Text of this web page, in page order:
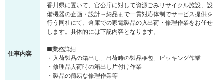
仕事内容
香川県に置いて、官公庁に対して資源ごみリサイクル施設、設
備機器の企画・設計～納品まで一貫対応体制でサービス提供を
行う同社にて、倉庫での家電製品の入出荷・修理作業をお任せ
します。具体的には下記内容となります。
■業務詳細
・入荷製品の箱出し、出荷時の製品梱包、ピッキング作業
・修理品入荷時の箱出し片付け作業
・製品の簡易な修理作業等